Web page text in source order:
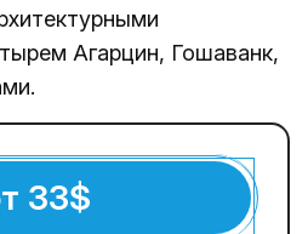
Агарцин, Гошаванк,
33$